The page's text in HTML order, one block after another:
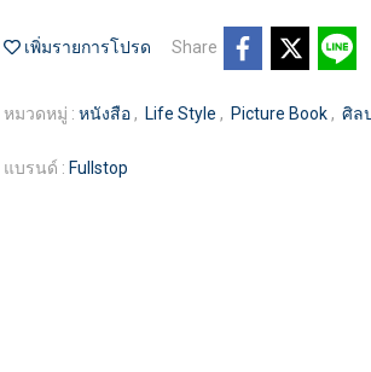
เพิ่มรายการโปรด Share
หมวดหมู่ : หนังสือ , Life Style , Picture Book , ศิล
แบรนด์ : Fullstop